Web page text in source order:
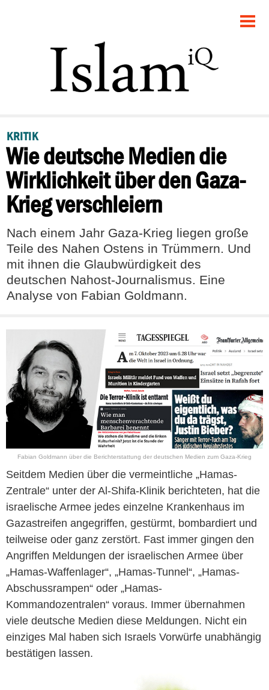
POLITIK
DEBATTE
PANORAMA
RECHT
FEUILLETON
KRITIK
Wie deutsche Medien die
Wirklichkeit über den Gaza-
Krieg verschleiern
Nach einem Jahr Gaza-Krieg liegen große
Teile des Nahen Ostens in Trümmern. Und
mit ihnen die Glaubwürdigkeit des
deutschen Nahost-Journalismus. Eine
Analyse von Fabian Goldmann.
Fabian Goldmann über die Berichterstattung der deutschen Medien zum Gaza-Krieg
Seitdem Medien über die vermeintliche „Hamas-
Zentrale“ unter der Al-Shifa-Klinik berichteten, hat die
israelische Armee jedes einzelne Krankenhaus im
Gazastreifen angegriffen, gestürmt, bombardiert und
teilweise oder ganz zerstört. Fast immer gingen den
Angriffen Meldungen der israelischen Armee über
„Hamas-Waffenlager“, „Hamas-Tunnel“, „Hamas-
Abschussrampen“ oder „Hamas-
Kommandozentralen“ voraus. Immer übernahmen
viele deutsche Medien diese Meldungen. Nicht ein
einziges Mal haben sich Israels Vorwürfe unabhängig
bestätigen lassen.